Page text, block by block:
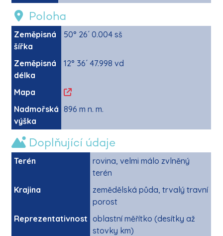
Poloha
Zeměpisná
šířka
50° 26´ 0.004 sš
Zeměpisná
délka
12° 36´ 47.998 vd
Mapa
Nadmořská
výška
896 m n. m.
Doplňující údaje
Terén
rovina, velmi málo zvlněný
terén
Krajina
zemědělská půda, trvalý travní
porost
Reprezentativnost oblastní měřítko (desítky až
stovky km)